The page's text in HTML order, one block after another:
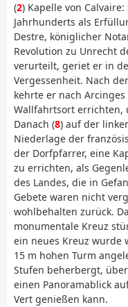
(2) Kapelle von
Jahrhunderts als
Destre, königlicher
Revolution zu Unrecht
verurteilt, geriet er in
Vergessenheit. Nach
kehrte er nach
Wallfahrtsort errichten,
Danach (8) auf der
Niederlage der
der Dorfpfarrer, eine
zu errichten, als
des Landes, die in
Gebete waren nicht
wohlbehalten zurück.
monumentale Kreuz
ein neues Kreuz wurde
15 m hohen Turm
Stufen beherbergt,
einen Panoramablick
Vert genießen kann.